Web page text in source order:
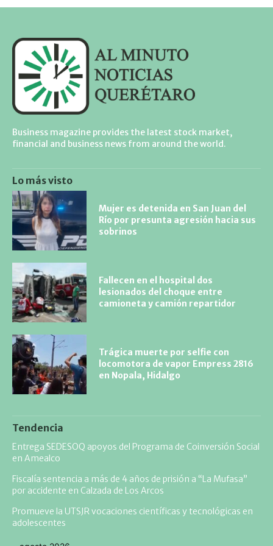
Business magazine provides the latest stock market,
financial and business news from around the world.
Lo más visto
Mujer es detenida en San Juan del
Río por presunta agresión hacia sus
sobrinos
Fallecen en el hospital dos
lesionados del choque entre
camioneta y camión repartidor
Trágica muerte por selfie con
locomotora de vapor Empress 2816
en Nopala, Hidalgo
Tendencia
Entrega SEDESOQ apoyos del Programa de Coinversión Social
en Amealco
Fiscalía sentencia a más de 4 años de prisión a “La Mufasa”
por accidente en Calzada de Los Arcos
Promueve la UTSJR vocaciones científicas y tecnológicas en
adolescentes